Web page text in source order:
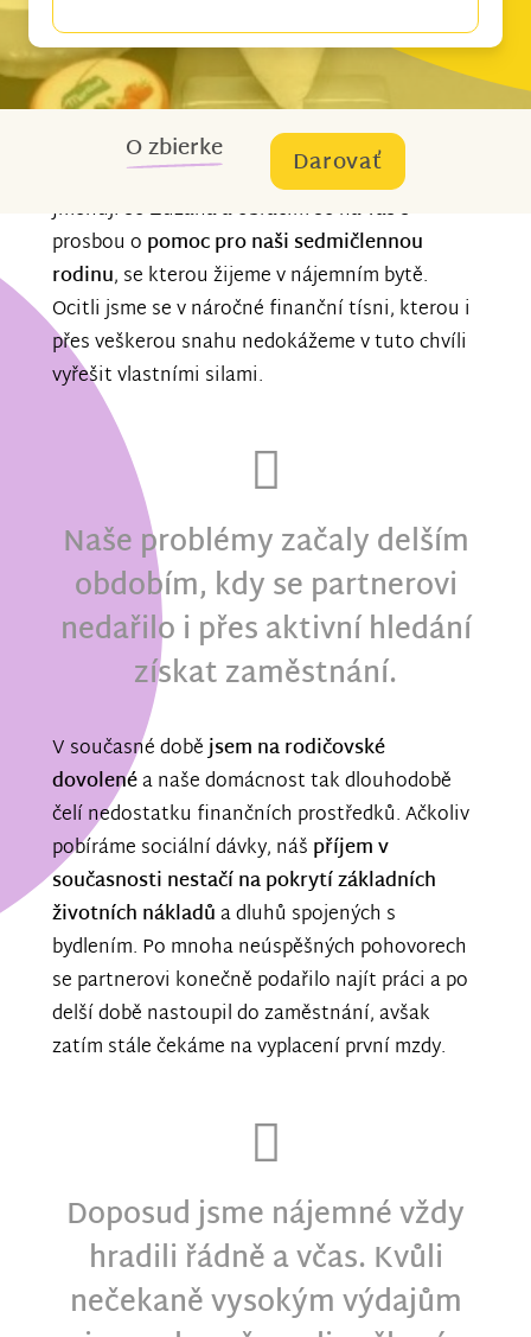
O zbierke Darovať
Jmenuji se Zuzana a obracím se na vás s
prosbou o pomoc pro naši sedmičlennou
rodinu, se kterou žijeme v nájemním bytě.
Ocitli jsme se v náročné finanční tísni, kterou i
přes veškerou snahu nedokážeme v tuto chvíli
vyřešit vlastními silami.
Naše problémy začaly delším
obdobím, kdy se partnerovi
nedařilo i přes aktivní hledání
získat zaměstnání.
V současné dobějsem na rodičovské
dovolenéa naše domácnost tak dlouhodobě
čelí nedostatku finančních prostředků. Ačkoliv
pobíráme sociální dávky, náš příjem v
současnosti nestačí na pokrytí základních
životních nákladůa dluhů spojených s
bydlením. Po mnoha neúspěšných pohovorech
se partnerovi konečně podařilo najít práci a po
delší době nastoupil do zaměstnání, avšak
zatím stále čekáme na vyplacení první mzdy.
Doposud jsme nájemné vždy
hradili řádně a včas. Kvůli
nečekaně vysokým výdajům